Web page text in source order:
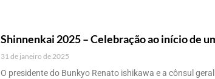
Shinnenkai 2025 – Celebração ao início de
31 de janeiro de 2025
O presidente do Bunkyo Renato ishikawa e a cônsul